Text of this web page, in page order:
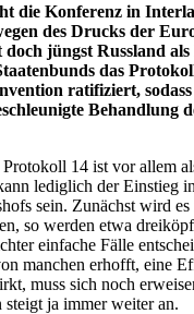
die Konferenz in
des Drucks der
jüngst Russland als
das
ratifiziert,
Behandlung
14 ist vor allem
lediglich der Einstieg
sein. Zunächst wird
so werden etwa
einfache Fälle
manchen erhofft, eine
muss sich noch
ja immer weiter an.